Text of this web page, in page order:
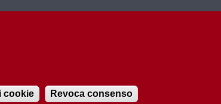
cookie Revoca consenso